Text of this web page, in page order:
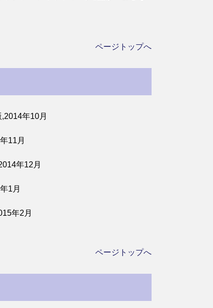
ページトップへ
年10月
11月
年12月
1月
年2月
ページトップへ